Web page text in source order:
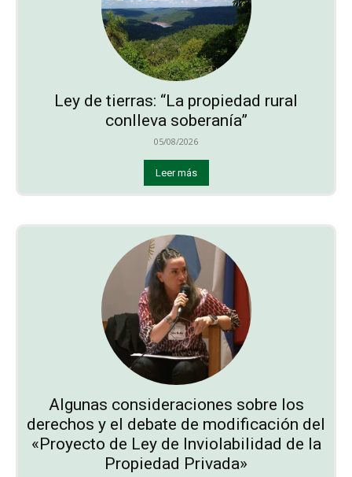
Ley de tierras: “La propiedad rural
conlleva soberanía”
05/08/2026
Leer más
Algunas consideraciones sobre los
derechos y el debate de modificación del
«Proyecto de Ley de Inviolabilidad de la
Propiedad Privada»